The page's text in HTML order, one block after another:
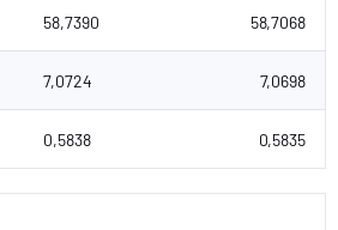
58,7390 58,7068
7,0724 7,0698
0,5838 0,5835